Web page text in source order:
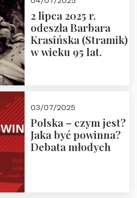
Nowego
Ćwierćwiecza”
2 lipca 2025 r.
odeszła Barbara
Krasińska (Stramik)
w wieku 95 lat.
03/07/2025
Polska – czym jest?
Jaka być powinna?
Debata młodych